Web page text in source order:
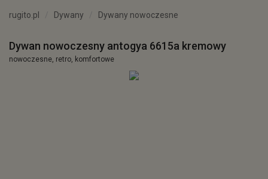
rugito.pl Dywany Dywany nowoczesne
Dywan nowoczesny antogya 6615a kremowy
nowoczesne, retro, komfortowe